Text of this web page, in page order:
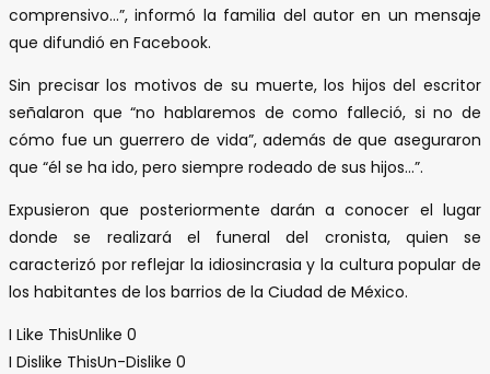
comprensivo…”, informó la familia del autor en un mensaje
que difundió en Facebook.
Sin precisar los motivos de su muerte, los hijos del escritor
señalaron que “no hablaremos de como falleció, si no de
cómo fue un guerrero de vida”, además de que aseguraron
que “él se ha ido, pero siempre rodeado de sus hijos…”.
Expusieron que posteriormente darán a conocer el lugar
donde se realizará el funeral del cronista, quien se
caracterizó por reflejar la idiosincrasia y la cultura popular de
los habitantes de los barrios de la Ciudad de México.
I Like ThisUnlike 0
I Dislike ThisUn-Dislike 0